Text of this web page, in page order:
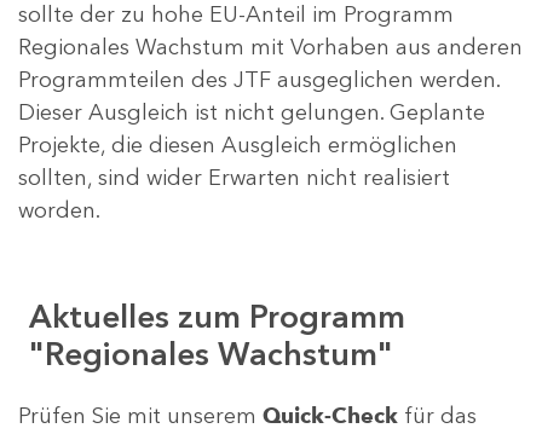
sollte der zu hohe EU-Anteil im Programm
Regionales Wachstum mit Vorhaben aus anderen
Programmteilen des JTF ausgeglichen werden.
Dieser Ausgleich ist nicht gelungen. Geplante
Projekte, die diesen Ausgleich ermöglichen
sollten, sind wider Erwarten nicht realisiert
worden.
Aktuelles zum Programm
"Regionales Wachstum"
Prüfen Sie mit unserem Quick-Check für das